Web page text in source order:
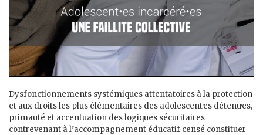
Dysfonctionnements systémiques attentatoires à la protection
et aux droits les plus élémentaires des adolescent·es détenu·es,
primauté et accentuation des logiques sécuritaires
contrevenant à l’accompagnement éducatif censé constituer